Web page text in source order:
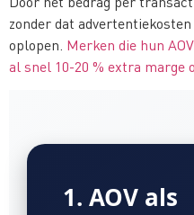
zonder dat
oplopen. Merken die hun
al snel 10-20 % extra marge
1. AOV als